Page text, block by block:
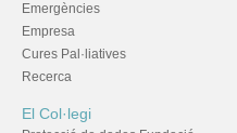
Emergències
Empresa
Cures Pal·liatives
Recerca
El Col·legi